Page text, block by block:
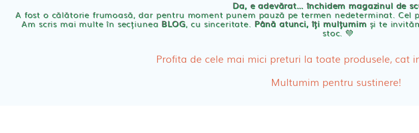
Chilotei eco Naty
Servetele umede ecologice
Da, e adevărat… închidem magazinul de
A fost o călătorie frumoasă, dar pentru moment punem pauză pe termen nedeterminat. Cel
Am scris mai multe în secțiunea BLOG, cu sinceritate. Până atunci, îți mulțumimși te
stoc. 💛
Profita de cele mai mici preturi la toate produsele, cat
Multumim pentru sustinere!